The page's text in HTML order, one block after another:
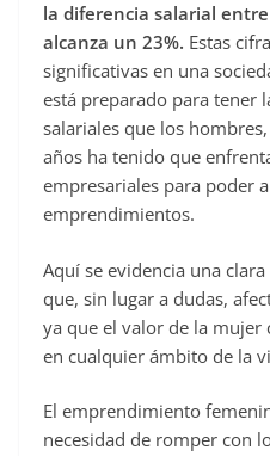
la diferencia salarial
alcanza un 23%. Estas
significativas en una
está preparado para tener
salariales que los
años ha tenido que
empresariales para poder
emprendimientos.
Aquí se evidencia una
que, sin lugar a dudas,
ya que el valor de la mujer
en cualquier ámbito de la
El emprendimiento
necesidad de romper con